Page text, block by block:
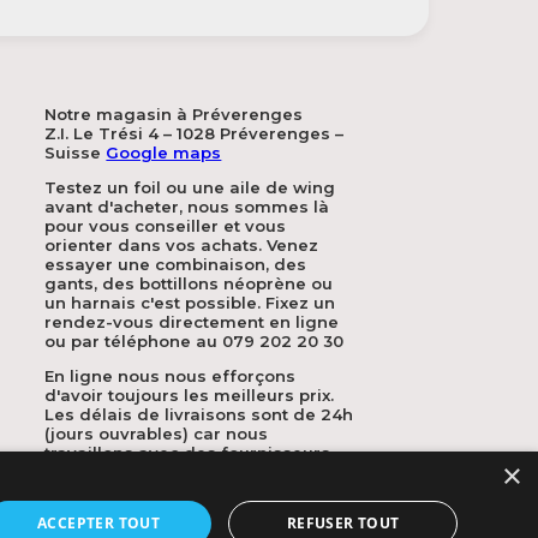
Notre magasin à Préverenges
Z.I. Le Trési 4 – 1028 Préverenges –
Suisse Google maps
Testez un foil ou une aile de wing
avant d'acheter, nous sommes là
pour vous conseiller et vous
orienter dans vos achats. Venez
essayer une combinaison, des
gants, des bottillons néoprène ou
un harnais c'est possible. Fixez un
rendez-vous directement en ligne
ou par téléphone au 079 202 20 30
En ligne nous nous efforçons
d'avoir toujours les meilleurs prix.
Les délais de livraisons sont de 24h
(jours ouvrables) car nous
travaillons avec des fournisseurs
×
ACCEPTER TOUT REFUSER TOUT